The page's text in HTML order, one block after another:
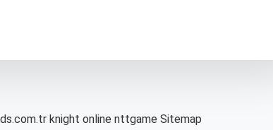
knight online nttgame Sitemap